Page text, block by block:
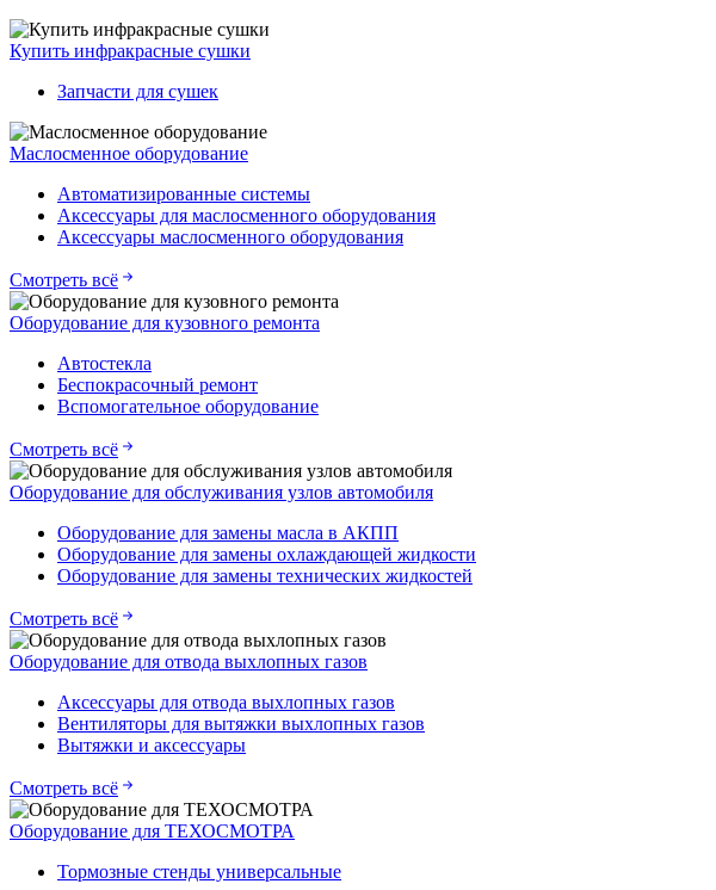
Купить инфракрасные сушки
Запчасти для сушек
Маслосменное оборудование
Автоматизированные системы
Аксессуары для маслосменного оборудования
Аксессуары маслосменного оборудования
Смотреть всё
Оборудование для кузовного ремонта
Автостекла
Беспокрасочный ремонт
Вспомогательное оборудование
Смотреть всё
Оборудование для обслуживания узлов автомобиля
Оборудование для замены масла в АКПП
Оборудование для замены охлаждающей жидкости
Оборудование для замены технических жидкостей
Смотреть всё
Оборудование для отвода выхлопных газов
Аксессуары для отвода выхлопных газов
Вентиляторы для вытяжки выхлопных газов
Вытяжки и аксессуары
Смотреть всё
Оборудование для ТЕХОСМОТРА
Тормозные стенды универсальные